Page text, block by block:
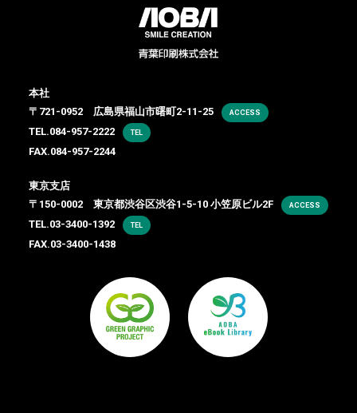
本社
〒721-0952 広島県福山市曙町2-11-25
ACCESS
TEL.084-957-2222 TEL
FAX.084-957-2244
東京支店
〒150-0002 東京都渋谷区渋谷1-5-10 小笠原ビル2F
ACCESS
TEL.03-3400-1392 TEL
FAX.03-3400-1438